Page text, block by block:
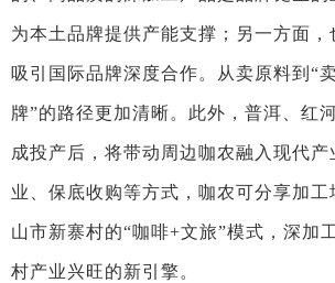
为本土品牌提供产能支撑；另一方面，
吸引国际品牌深度合作。从卖原料到“
牌”的路径更加清晰。此外，普洱、红
成投产后，将带动周边咖农融入现代
业、保底收购等方式，咖农可分享加工
山市新寨村的“咖啡+文旅”模式，深加
村产业兴旺的新引擎。